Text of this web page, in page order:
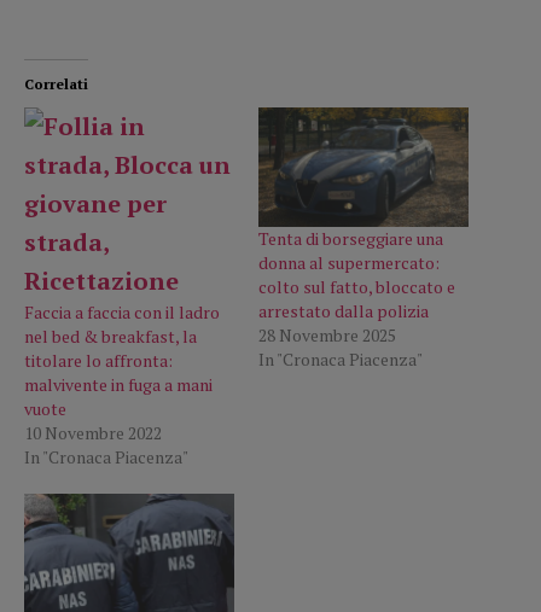
Correlati
Faccia a faccia con il ladro
nel bed & breakfast, la
titolare lo affronta:
malvivente in fuga a mani
vuote
10 Novembre 2022
In "Cronaca Piacenza"
Tenta di borseggiare una
donna al supermercato:
colto sul fatto, bloccato e
arrestato dalla polizia
28 Novembre 2025
In "Cronaca Piacenza"